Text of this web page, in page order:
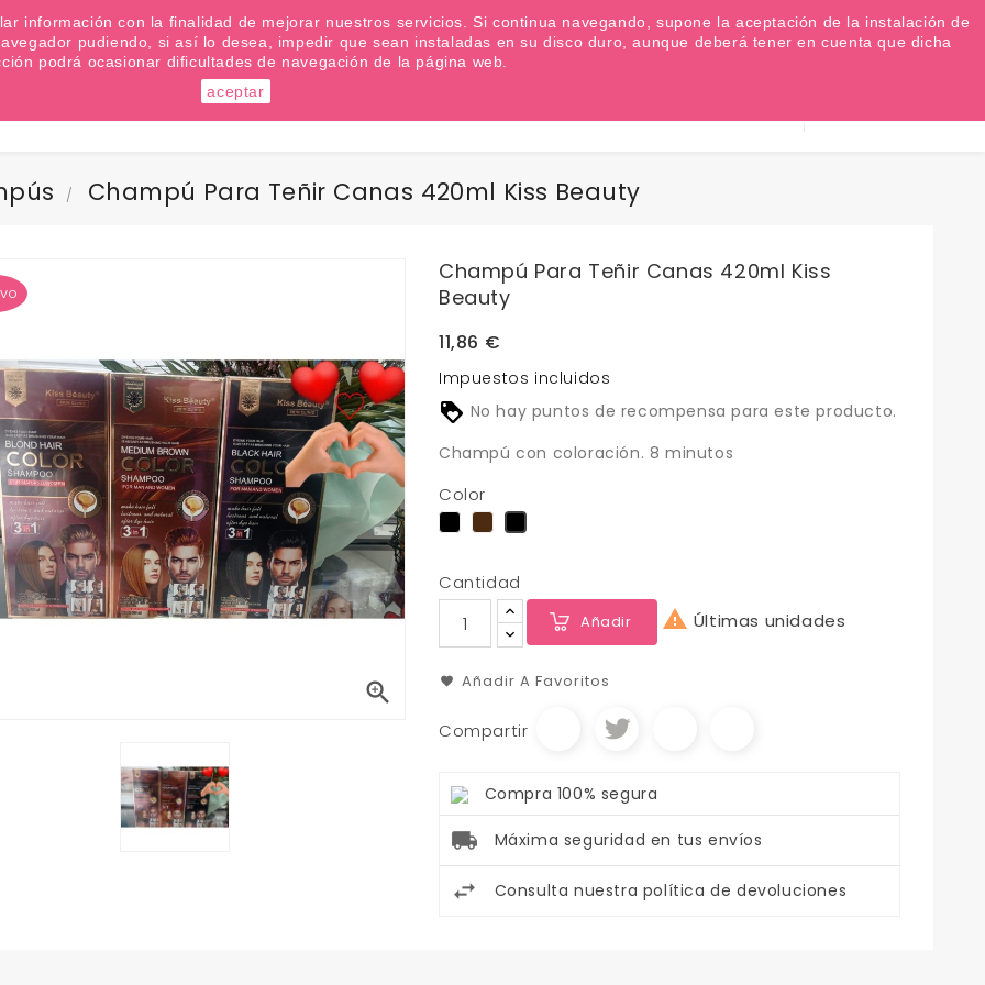
Apúntate a nuestra Newsletter EUR €
Iniciar sesión
Favoritos (0 )
Champú Para Teñir Canas 420ml Kiss Beauty

Champú Para Teñir Canas 420ml Kiss
Beauty
11,86 €
Impuestos incluidos
No hay puntos de recompensa para este producto.
Champú con coloración. 8 minutos
Color
negromarron
Cantidad
Añadir  Últimas unidades
Añadir A Favoritos
Compartir
Compra 100% segura
Máxima seguridad en tus envíos
Consulta nuestra política de devoluciones
información con la finalidad de mejorar nuestros servicios. Si continua navegando, supone la aceptación de la instalación de
pudiendo, si así lo desea, impedir que sean instaladas en su disco duro, aunque deberá tener en cuenta que dicha
podrá ocasionar dificultades de navegación de la página web.
aceptar